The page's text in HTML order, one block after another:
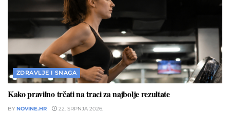
ZDRAVLJE I SNAGA
Kako pravilno trčati na traci za najbolje rezultate
BY NOVINE.HR 22. SRPNJA 2026.